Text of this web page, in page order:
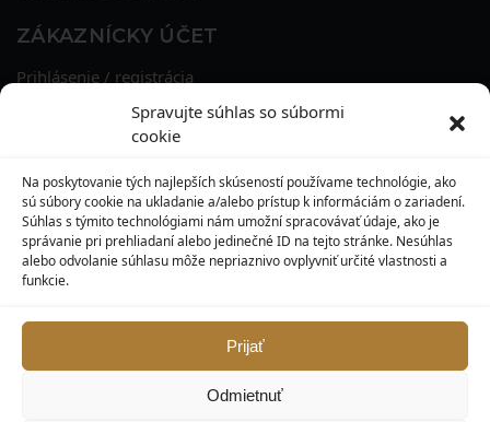
Spravujte súhlas so súbormi
cookie
Na poskytovanie tých najlepších skúseností používame technológie, ako
sú súbory cookie na ukladanie a/alebo prístup k informáciám o zariadení.
Súhlas s týmito technológiami nám umožní spracovávať údaje, ako je
správanie pri prehliadaní alebo jedinečné ID na tejto stránke. Nesúhlas
alebo odvolanie súhlasu môže nepriaznivo ovplyvniť určité vlastnosti a
funkcie.
Prijať
Odmietnuť
ZÁKAZNÍCKY ÚČET
Prihlásenie / registrácia
História objednávok
Zľavové kupóny
KONTAKT
MAXILO DENTAL, s. r. o.
917 05 Trnava